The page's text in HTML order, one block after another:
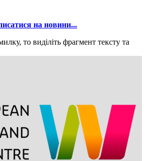
на новини...
то виділіть фрагмент тексту та